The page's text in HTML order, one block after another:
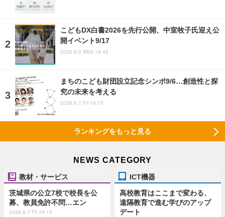
こどもDX白書2026を先行公開、中室牧子氏迎え公
開イベント9/17
2026.8.5 Wed 18:45
まちのこども財団設立記念シンポ9/6…創造性と探
究の未来を考える
2026.8.7 Fri 16:15
ランキングをもっと見る
NEWS CATEGORY
教材・サービス
茨城県の公立7校で校長を公
募、教員免許不問…エン
2026.8.7 Fri 19:15
ICT機器
高校教育はここまで変わる、
遠隔教育で進む学びのアップ
デート